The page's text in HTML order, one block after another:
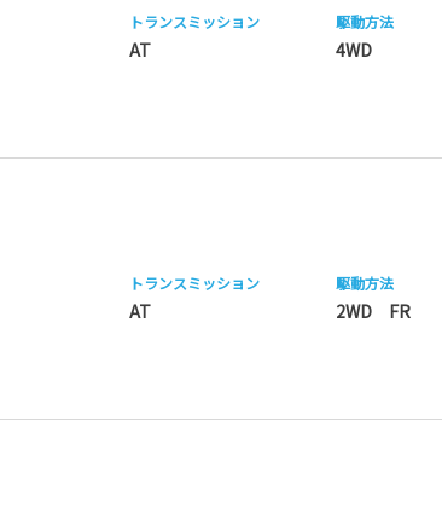
トランスミッション
AT
駆動方法
4WD
トランスミッション
AT
駆動方法
2WD FR